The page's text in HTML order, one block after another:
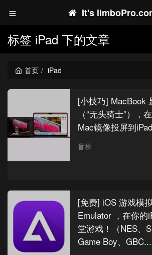
It's
标签 iPad 下的文章
首页 iPad
[小技巧] MacBook
（“无头骑士”），
Mac镜像投屏到iPad
盲操
[免费] iOS 游戏
Emulator ，在你的
堂游戏！（NES、
Game Boy、GBC...!